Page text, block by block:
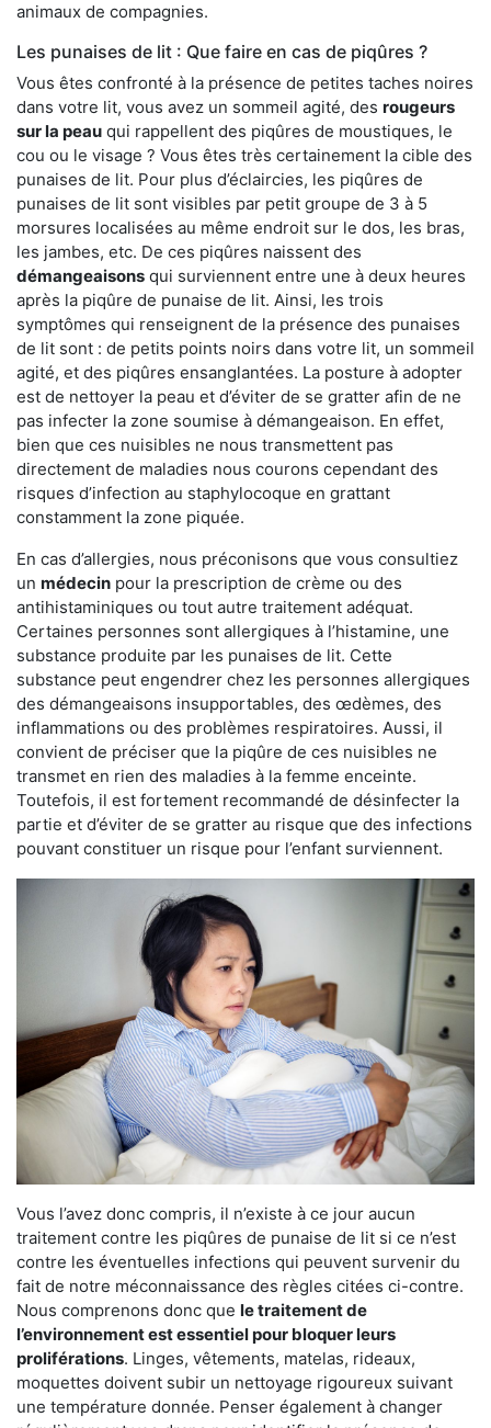
animaux de compagnies.
Les punaises de lit : Que faire en cas de piqûres ?
Vous êtes confronté à la présence de petites taches noires
dans votre lit, vous avez un sommeil agité, des rougeurs
sur la peau qui rappellent des piqûres de moustiques, le
cou ou le visage ? Vous êtes très certainement la cible des
punaises de lit. Pour plus d’éclaircies, les piqûres de
punaises de lit sont visibles par petit groupe de 3 à 5
morsures localisées au même endroit sur le dos, les bras,
les jambes, etc. De ces piqûres naissent des
démangeaisons qui surviennent entre une à deux heures
après la piqûre de punaise de lit. Ainsi, les trois
symptômes qui renseignent de la présence des punaises
de lit sont : de petits points noirs dans votre lit, un sommeil
agité, et des piqûres ensanglantées. La posture à adopter
est de nettoyer la peau et d’éviter de se gratter afin de ne
pas infecter la zone soumise à démangeaison. En effet,
bien que ces nuisibles ne nous transmettent pas
directement de maladies nous courons cependant des
risques d’infection au staphylocoque en grattant
constamment la zone piquée.
En cas d’allergies, nous préconisons que vous consultiez
un médecin pour la prescription de crème ou des
antihistaminiques ou tout autre traitement adéquat.
Certaines personnes sont allergiques à l’histamine, une
substance produite par les punaises de lit. Cette
substance peut engendrer chez les personnes allergiques
des démangeaisons insupportables, des œdèmes, des
inflammations ou des problèmes respiratoires. Aussi, il
convient de préciser que la piqûre de ces nuisibles ne
transmet en rien des maladies à la femme enceinte.
Toutefois, il est fortement recommandé de désinfecter la
partie et d’éviter de se gratter au risque que des infections
pouvant constituer un risque pour l’enfant surviennent.
Vous l’avez donc compris, il n’existe à ce jour aucun
traitement contre les piqûres de punaise de lit si ce n’est
contre les éventuelles infections qui peuvent survenir du
fait de notre méconnaissance des règles citées ci-contre.
Nous comprenons donc que le traitement de
l’environnement est essentiel pour bloquer leurs
proliférations. Linges, vêtements, matelas, rideaux,
moquettes doivent subir un nettoyage rigoureux suivant
une température donnée. Penser également à changer